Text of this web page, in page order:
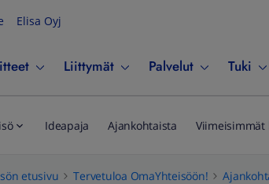
Elisa Oyj
Liittymät Palvelut Tuki
Ideapaja Ajankohtaista Viimeisimmät
etusivu Tervetuloa OmaYhteisöön!